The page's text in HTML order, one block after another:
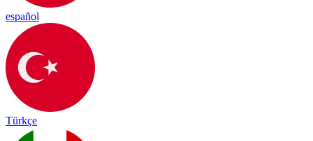
español
Türkçe